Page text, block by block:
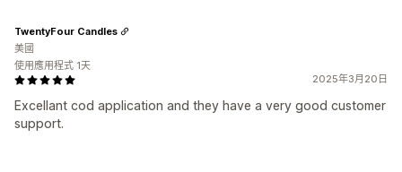
2025年3月20日
Excellant cod application and they have a very good customer
support.
TwentyFour Candles
美國
使用應用程式 1天